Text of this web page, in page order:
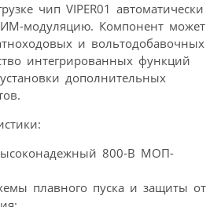
чип VIPER01 автоматически
модуляцию. Компонент может
и вольтодобавочных
интегрированных функций
дополнительных
800-В МОП-
плавного пуска и защиты от